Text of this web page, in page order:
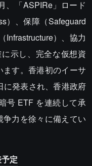
、「ASPIRe」ロード
）、保障（Safeguard
Infrastructure）、協力
示し、完全な仮想資
す。香港初のイーサ
に発表され、香港政府
号 ETF を連続して承
力を徐々に備えてい
定